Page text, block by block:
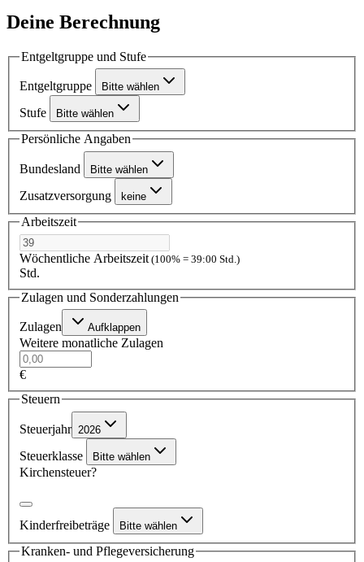
Deine Berechnung
Entgeltgruppe und Stufe
Entgeltgruppe Bitte wählen
Stufe Bitte wählen
Persönliche Angaben
Bundesland Bitte wählen
Zusatzversorgung keine
Arbeitszeit
Wöchentliche Arbeitszeit (100% = 39:00 Std.)
Std.
Zulagen und Sonderzahlungen
Zulagen Aufklappen
Weitere monatliche Zulagen
€
Steuern
Steuerjahr 2026
Steuerklasse Bitte wählen
Kirchensteuer?
Kinderfreibeträge Bitte wählen
Kranken- und Pflegeversicherung